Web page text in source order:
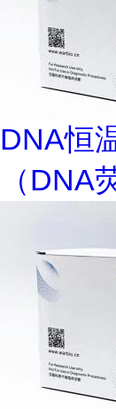
DNA恒
（DNA